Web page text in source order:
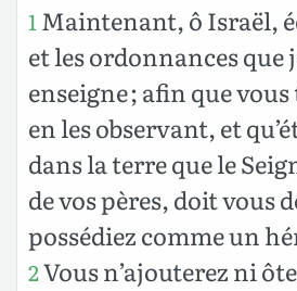
1 Maintenant, ô Israël,
et les ordonnances que
enseigne ; afin que
en les observant, et
dans la terre que le
de vos pères, doit vous
possédiez comme un
2Vous n’ajouterez ni